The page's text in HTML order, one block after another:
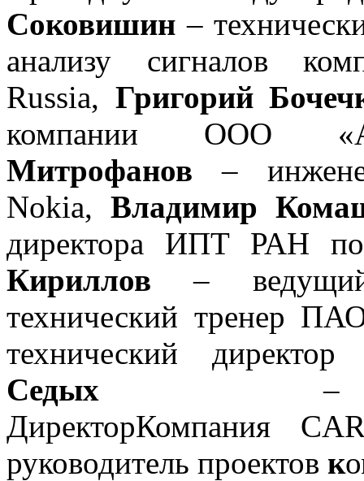
Соковишин –
анализу сигналов
Russia, Григорий
компании ООО
Митрофанов–
Nokia, Владимир
директора ИПТ РАН
Кириллов–
технический тренер
технический
Седых –
ДиректорКомпания
руководитель проектов к